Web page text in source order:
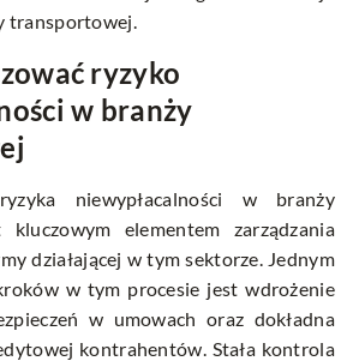
transportowej.
ryzyko
w branży
niewypłacalności w branży
elementem zarządzania
działającej w tym sektorze. Jednym
w tym procesie jest wdrożenie
w umowach oraz dokładna
kontrahentów. Stała kontrola